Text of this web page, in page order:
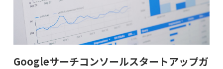
Googleサーチコンソールスタートアップガ